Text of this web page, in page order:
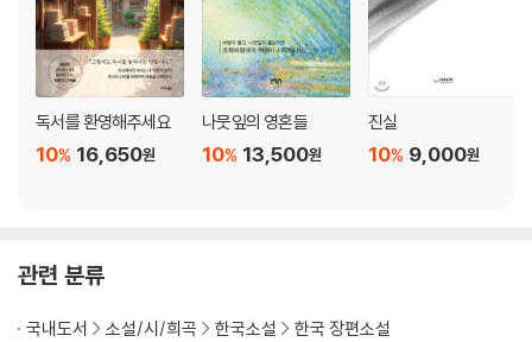
독서를 환영해주세요
16,650원
10%
나뭇잎의 영혼들
13,500원
10%
진실
9,000원
10%
관련 분류
국내도서 소설/시/희곡 한국소설 한국 장편소설